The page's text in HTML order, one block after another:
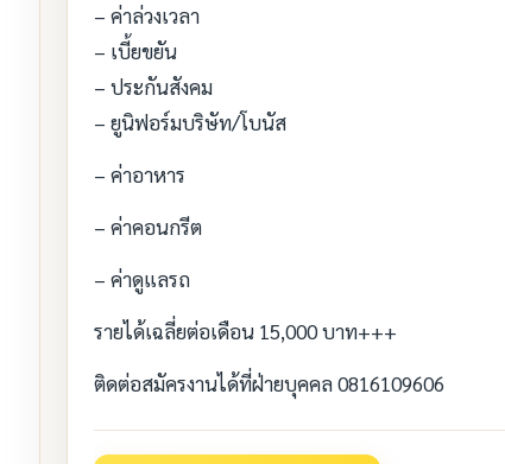
– ค่าล่วงเวลา
– เบี้ยขยัน
– ประกันสังคม
– ยูนิฟอร์มบริษัท/โบนัส
– ค่าอาหาร
– ค่าคอนกรีต
– ค่าดูแลรถ
รายได้เฉลี่ยต่อเดือน 15,000 บาท+++
ติดต่อสมัครงานได้ที่ฝ่ายบุคคล 0816109606